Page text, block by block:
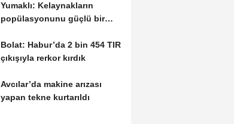
Yumaklı: Kelaynakların
popülasyonunu güçlü bir
Bolat: Habur’da 2 bin 454 TIR
çıkışıyla rerkor kırdık
Avcılar’da makine arızası
yapan tekne kurtarıldı